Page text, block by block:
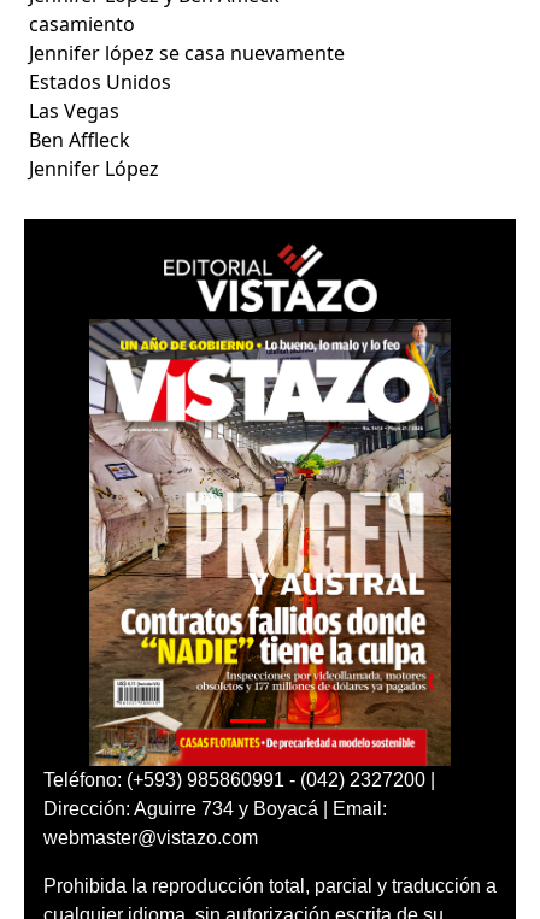
casamiento
Jennifer lópez se casa nuevamente
Estados Unidos
Las Vegas
Ben Affleck
Jennifer López
Teléfono: (+593) 985860991 - (042) 2327200 |
Dirección: Aguirre 734 y Boyacá | Email:
webmaster@vistazo.com
Prohibida la reproducción total, parcial y traducción a